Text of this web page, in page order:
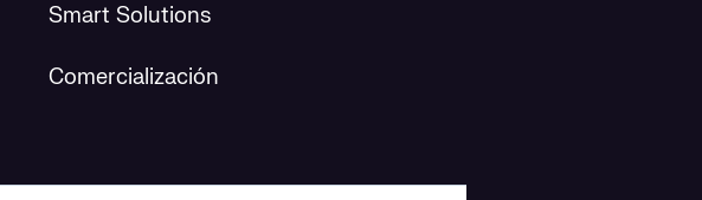
Smart Solutions
Comercialización